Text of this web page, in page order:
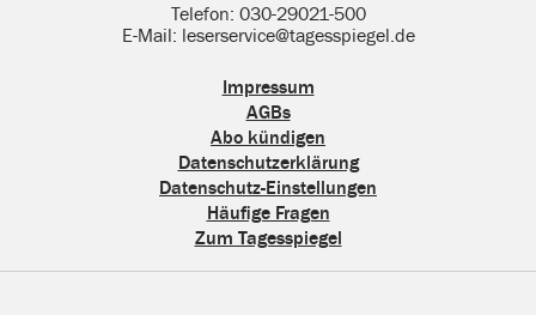
Telefon: 030-29021-500
E-Mail: leserservice@tagesspiegel.de
Impressum
AGBs
Abo kündigen
Datenschutzerklärung
Datenschutz-Einstellungen
Häufige Fragen
Zum Tagesspiegel